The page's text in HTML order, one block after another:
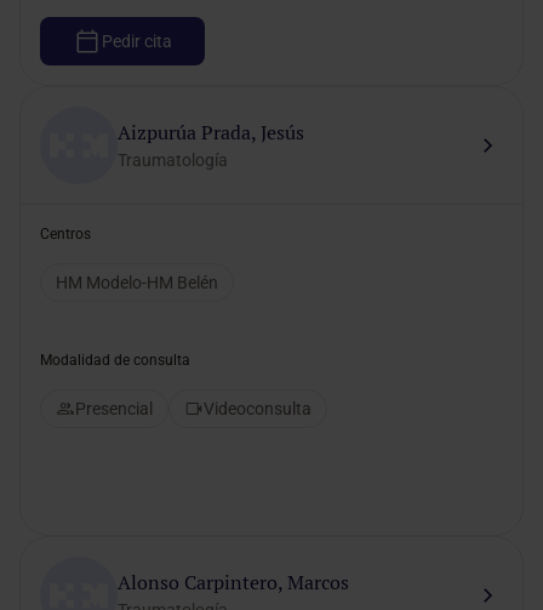
Pedir cita
Aizpurúa Prada, Jesús
Traumatología
Centros
HM Modelo-HM Belén
Modalidad de consulta
Presencial Videoconsulta
Alonso Carpintero, Marcos